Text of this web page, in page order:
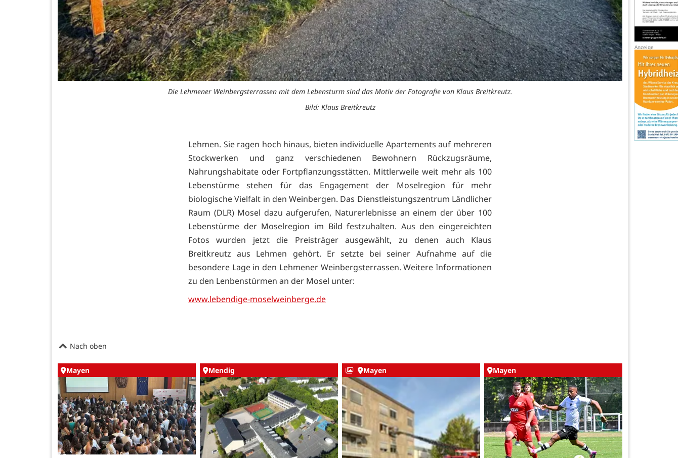
Die Lehmener Weinbergsterrassen mit dem Lebensturm sind das Motiv der Fotografie von Klaus Breitkreutz.
Bild: Klaus Breitkreutz
Lehmen. Sie ragen hoch hinaus, bieten individuelle Apartements auf mehreren
Stockwerken und ganz verschiedenen Bewohnern Rückzugsräume,
Nahrungshabitate oder Fortpflanzungsstätten. Mittlerweile weit mehr als 100
Lebenstürme stehen für das Engagement der Moselregion für mehr
biologische Vielfalt in den Weinbergen. Das Dienstleistungszentrum Ländlicher
Raum (DLR) Mosel dazu aufgerufen, Naturerlebnisse an einem der über 100
Lebenstürme der Moselregion im Bild festzuhalten. Aus den eingereichten
Fotos wurden jetzt die Preisträger ausgewählt, zu denen auch Klaus
Breitkreutz aus Lehmen gehört. Er setzte bei seiner Aufnahme auf die
besondere Lage in den Lehmener Weinbergsterrassen. Weitere Informationen
zu den Lenbenstürmen an der Mosel unter:
www.lebendige-moselweinberge.de
Nach oben
Mayen Mendig Mayen Mayen